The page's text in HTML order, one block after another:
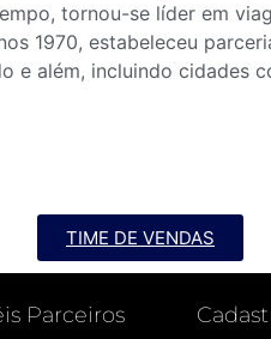
tornou-se líder em
1970, estabeleceu
além, incluindo cidades
TIME DE VENDAS
Parceiros